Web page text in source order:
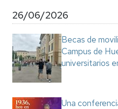
26/06/2026
Becas de
Campus de
universitarios
Una